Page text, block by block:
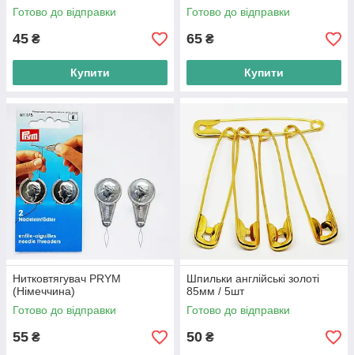
Готово до відправки
45 ₴
Купити
Готово до відправки
65 ₴
Купити
Нитковтягувач PRYM
(Німеччина)
Готово до відправки
55 ₴
Шпильки англійські золоті
85мм / 5шт
Готово до відправки
50 ₴